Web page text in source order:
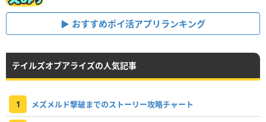
おすすめポイ活アプリランキング
テイルズオブアライズの人気記事
1 メズメルド撃破までのストーリー攻略チャート